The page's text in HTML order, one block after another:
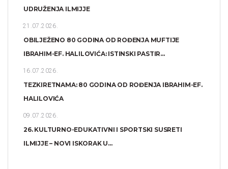
UDRUŽENJA ILMIJJE
21.07.2026.
OBILJEŽENO 80 GODINA OD ROĐENJA MUFTIJE
IBRAHIM-EF. HALILOVIĆA: ISTINSKI PASTIR...
16.07.2026.
TEZKIRETNAMA: 80 GODINA OD ROĐENJA IBRAHIM-EF.
HALILOVIĆA
09.07.2026.
26. KULTURNO-EDUKATIVNI I SPORTSKI SUSRETI
ILMIJJE – NOVI ISKORAK U...